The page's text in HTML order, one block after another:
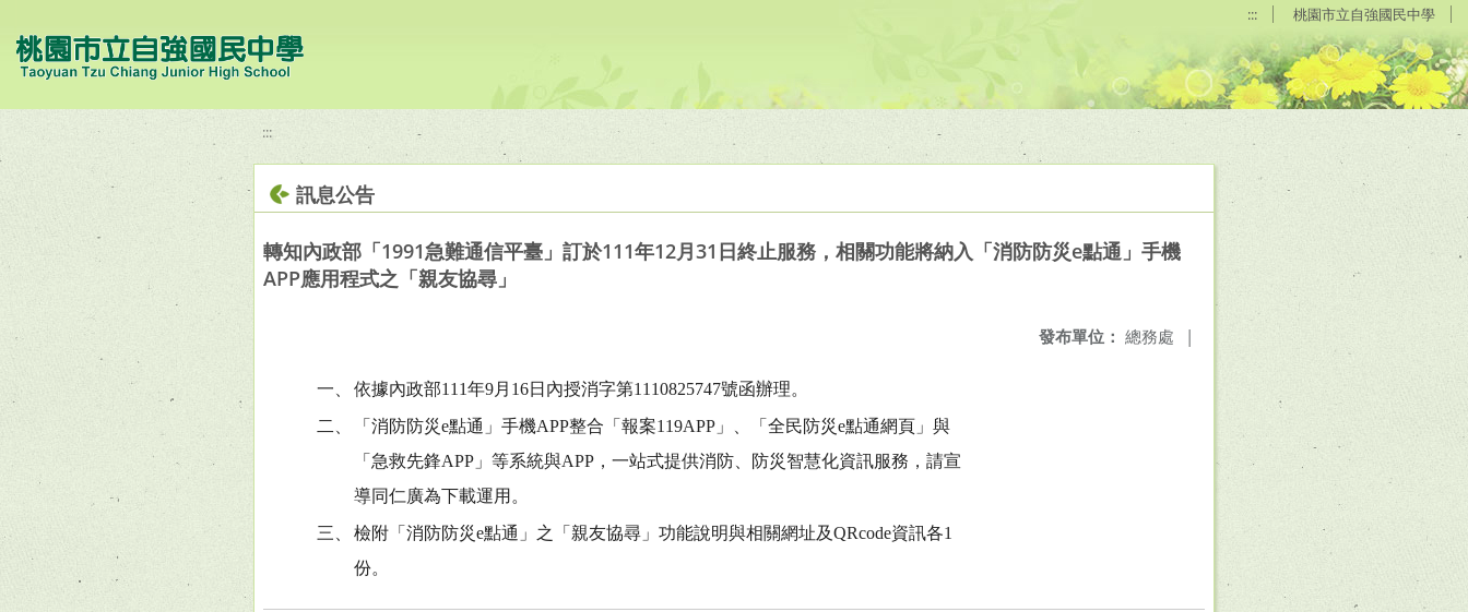
::: 桃園市立自強國民中學
:::
訊息公告
轉知內政部「1991急難通信平臺」訂於111年12月31日終止服務，相關功能將納入「消防防災e點通」手機
APP應用程式之「親友協尋」
發布單位： 總務處 |
一、
依據內政部111年9月16日內授消字第1110825747號函辦理。
二、
「消防防災e點通」手機APP整合「報案119APP」、「全民防災e點通網頁」與
「急救先鋒APP」等系統與APP，一站式提供消防、防災智慧化資訊服務，請宣
導同仁廣為下載運用。
三、
檢附「消防防災e點通」之「親友協尋」功能說明與相關網址及QRcode資訊各1
份。